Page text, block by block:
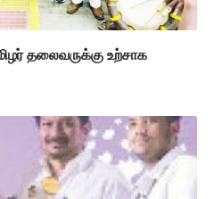
தலைவருக்கு உற்சாக